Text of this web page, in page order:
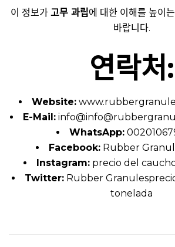
이 정보가 고무 과립에 대한 이해를 높이
바랍니다.
연락처:
Website:
E-Mail: info@
WhatsApp:
Facebook: Rubber
Instagram: precio del
Twitter: Rubber
tonelada